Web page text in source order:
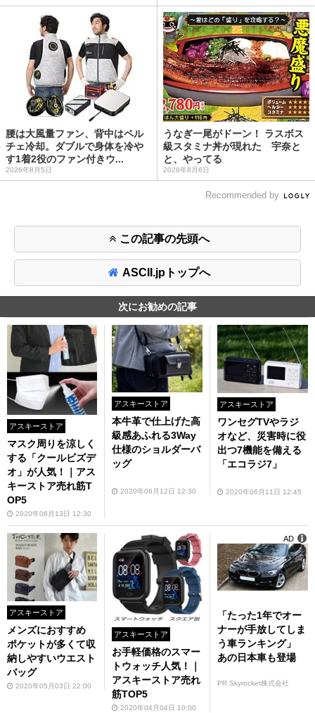
腰は大風量ファン、背中はペル
チェ冷却。ダブルで身体を冷や
す1着2役のファン付きウ...
2026年8月5日
うなぎ一尾がドーン！ ラスボス
級スタミナ丼が現れた 宇奈と
と、やってる
2026年8月6日
Recommended by
この記事の先頭へ
ASCII.jpトップへ
次にお勧めの記事
アスキーストア
マスク周りを涼しく
する「クールビズデ
オ」が人気！｜アス
キーストア売れ筋T
OP5
2020年06月13日 12:30
アスキーストア
本牛革で仕上げた高
級感あふれる3Way
仕様のショルダーバ
ッグ
2020年06月12日 12:30
アスキーストア
ワンセグTVやラジ
オなど、災害時に役
出つ7機能を備える
「エコラジ7」
2020年06月11日 12:45
アスキーストア
メンズにおすすめ
ポケットが多くて収
納しやすいウエスト
バッグ
2020年05月03日 22:00
アスキーストア
お手軽価格のスマー
トウォッチ人気！｜
アスキーストア売れ
筋TOP5
2020年04月04日 10:00
「たった1年でオー
ナーが手放してしま
う車ランキング」
あの日本車も登場
PR Skyrocket株式会社
AD